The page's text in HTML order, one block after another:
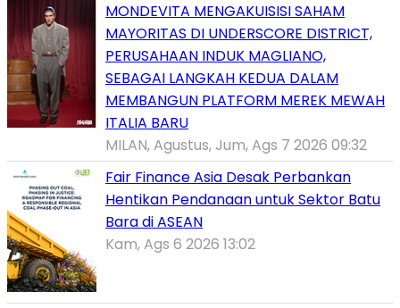
MONDEVITA MENGAKUISISI SAHAM
MAYORITAS DI UNDERSCORE DISTRICT,
PERUSAHAAN INDUK MAGLIANO,
SEBAGAI LANGKAH KEDUA DALAM
MEMBANGUN PLATFORM MEREK MEWAH
ITALIA BARU
MILAN, Agustus, Jum, Ags 7 2026 09:32
Fair Finance Asia Desak Perbankan
Hentikan Pendanaan untuk Sektor Batu
Bara di ASEAN
Kam, Ags 6 2026 13:02